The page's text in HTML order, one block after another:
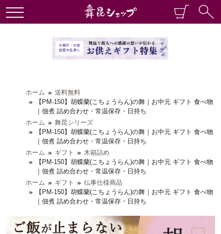
ホーム
送料無料
【PM-150】胡蝶蘭(こちょうらん)の舞｜お中元 ギフト 食べ物
｜佃煮 詰め合わせ・常温保存・日持ち
ホーム
舞昆シリーズ
【PM-150】胡蝶蘭(こちょうらん)の舞｜お中元 ギフト 食べ物
｜佃煮 詰め合わせ・常温保存・日持ち
ホーム
ギフト
木箱詰め
【PM-150】胡蝶蘭(こちょうらん)の舞｜お中元 ギフト 食べ物
｜佃煮 詰め合わせ・常温保存・日持ち
ホーム
ギフト
仏事仕様商品
【PM-150】胡蝶蘭(こちょうらん)の舞｜お中元 ギフト 食べ物
｜佃煮 詰め合わせ・常温保存・日持ち